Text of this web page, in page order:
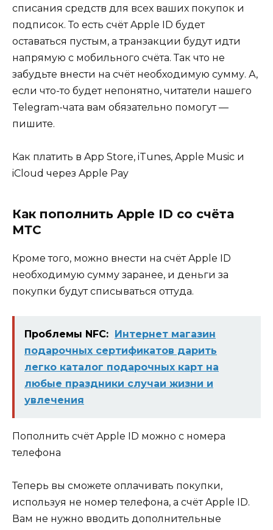
списания средств для всех ваших покупок и
подписок. То есть счёт Apple ID будет
оставаться пустым, а транзакции будут идти
напрямую с мобильного счёта. Так что не
забудьте внести на счёт необходимую сумму. А,
если что-то будет непонятно, читатели нашего
Telegram-чата вам обязательно помогут —
пишите.
Как платить в App Store, iTunes, Apple Music и
iCloud через Apple Pay
Как пополнить Apple ID со счёта
МТС
Кроме того, можно внести на счёт Apple ID
необходимую сумму заранее, и деньги за
покупки будут списываться оттуда.
Проблемы NFC:
Интернет магазин
подарочных сертификатов дарить
легко каталог подарочных карт на
любые праздники случаи жизни и
увлечения
Пополнить счёт Apple ID можно с номера
телефона
Теперь вы сможете оплачивать покупки,
используя не номер телефона, а счёт Apple ID.
Вам не нужно вводить дополнительные